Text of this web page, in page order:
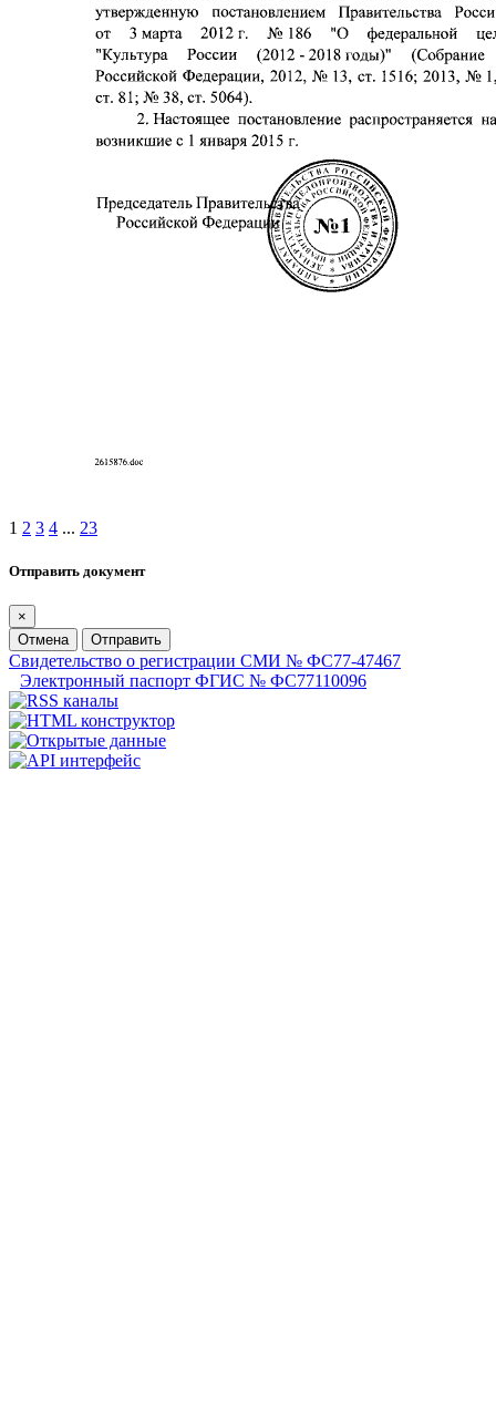
1 2 3 4 ... 23
Отправить документ
×
Отмена
Отправить
Свидетельство о регистрации СМИ № ФС77-47467
Электронный паспорт ФГИС № ФС77110096